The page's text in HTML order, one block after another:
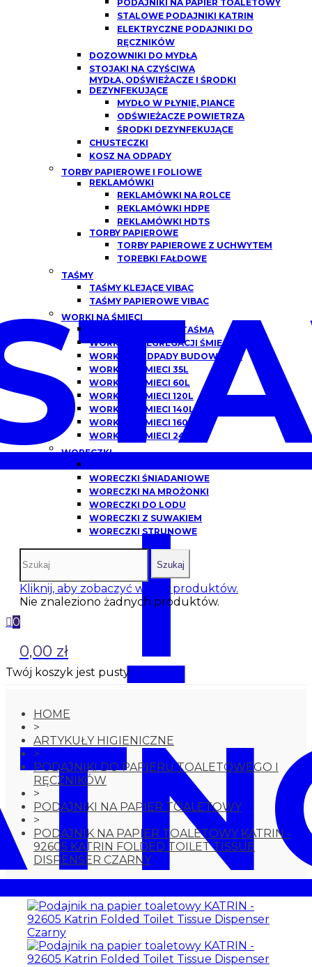
I
PODAJNIKI NA PAPIER TOALETOWY
STALOWE PODAJNIKI KATRIN
ELEKTRYCZNE PODAJNIKI DO
RĘCZNIKÓW
DOZOWNIKI DO MYDŁA
STOJAKI NA CZYŚCIWA
MYDŁA, ODŚWIEŻACZE I ŚRODKI
DEZYNFEKUJĄCE
MYDŁO W PŁYNIE, PIANCE
ODŚWIEŻACZE POWIETRZA
ŚRODKI DEZYNFEKUJĄCE
CHUSTECZKI
KOSZ NA ODPADY
TORBY PAPIEROWE I FOLIOWE
REKLAMÓWKI
REKLAMÓWKI NA ROLCE
REKLAMÓWKI HDPE
REKLAMÓWKI HDTS
TORBY PAPIEROWE
TORBY PAPIEROWE Z UCHWYTEM
TOREBKI FAŁDOWE
TAŚMY
TAŚMY KLEJĄCE VIBAC
TAŚMY PAPIEROWE VIBAC
WORKI NA ŚMIECI
WORKI NA ŚMIECI Z TAŚMĄ
WORKI DO SEGREGACJI ŚMIECI
WORKI NA ODPADY BUDOWLANE
WORKI NA ŚMIECI 35L
WORKI NA ŚMIECI 60L
WORKI NA ŚMIECI 120L
WORKI NA ŚMIECI 140L
WORKI NA ŚMIECI 160L
WORKI NA ŚMIECI 240L
WORECZKI
WORECZKI ŚNIADANIOWE
WORECZKI NA MROŻONKI
WORECZKI DO LODU
WORECZKI Z SUWAKIEM
WORECZKI STRUNOWE
Szukaj
Kliknij, aby zobaczyć więcej produktów.
Nie znaleziono żadnych produktów.
0
0,00 zł
Twój koszyk jest pusty.
HOME
>
ARTYKUŁY HIGIENICZNE
>
PODAJNIKI DO PAPIERU TOALETOWEGO I
RĘCZNIKÓW
>
PODAJNIKI NA PAPIER TOALETOWY
>
PODAJNIK NA PAPIER TOALETOWY KATRIN -
92605 KATRIN FOLDED TOILET TISSUE
DISPENSER CZARNY